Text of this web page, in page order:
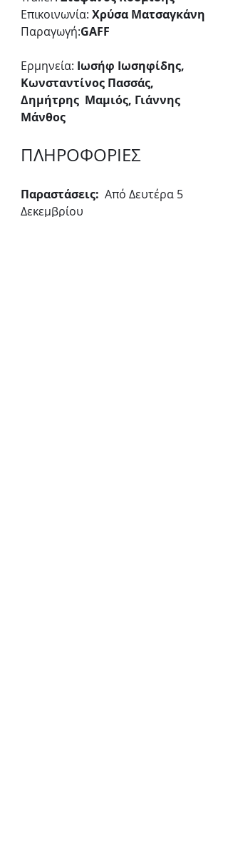
Επικοινωνία: Χρύσα Ματσαγκάνη
Παραγωγή:GAFF
Ερμηνεία: Ιωσήφ Ιωσηφίδης,
Κωνσταντίνος Πασσάς,
Δημήτρης  Μαμιός, Γιάννης
Μάνθος
ΠΛΗΡΟΦΟΡΙΕΣ
Παραστάσεις:
  Από Δευτέρα 5
Δεκεμβρίου